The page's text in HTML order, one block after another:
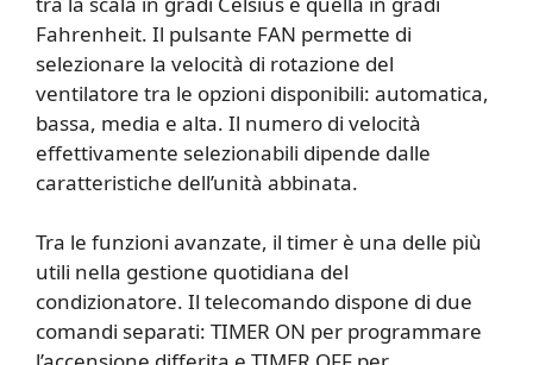
Fahrenheit. Il pulsante FAN permette di
selezionare la velocità di rotazione del
ventilatore tra le opzioni disponibili: automatica,
bassa, media e alta. Il numero di velocità
effettivamente selezionabili dipende dalle
caratteristiche dell’unità abbinata.
Tra le funzioni avanzate, il timer è una delle più
utili nella gestione quotidiana del
condizionatore. Il telecomando dispone di due
comandi separati: TIMER ON per programmare